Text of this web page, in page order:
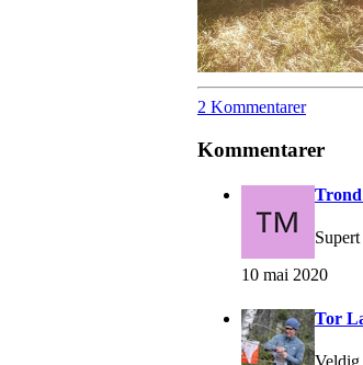
2 Kommentarer
Kommentarer
10 mai 2020
Tor